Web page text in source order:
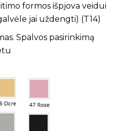
formos išpjova veidui
jai uždengti) (T14)
Spalvos pasirinkimą